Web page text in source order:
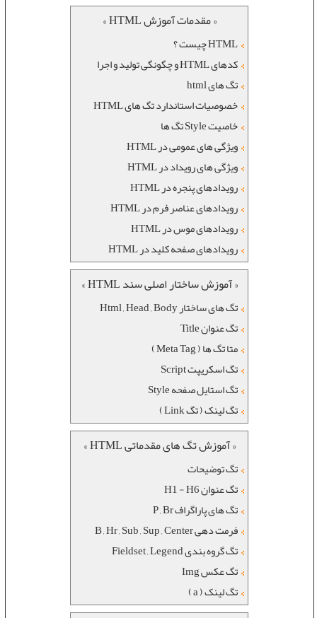
« مقدمات آموزش HTML »
HTML چیست ؟
کدهای HTML و چگونگی تولید و اجرا
تگ های html
خصوصيات استاندارد تگ های HTML
خاصیت Style تگ ها
ویژگی های عمومی در HTML
ویژگی های رویداد در HTML
رويدادهای پنجره در HTML
رويدادهای عناصر فرم در HTML
رويدادهای موس در HTML
رويدادهای صفحه کليد در HTML
« آموزش ساختار اصلی سند HTML »
تگ های ساختار Html , Head , Body
تگ عنوان Title
متا تگ ها ( Meta Tag )
تگ اسکریپت Script
تگ استایل صفحه Style
تگ لینک ( تگ Link )
« آموزش تگ های مقدماتی HTML »
تگ توضیحات
تگ عنوان H1 - H6
تگ های پاراگراف P , Br
فرمت دهی B , Hr , Sub , Sup , Center
تگ گروه بندی Fieldset , Legend
تگ عکس Img
تگ لینک ( a )